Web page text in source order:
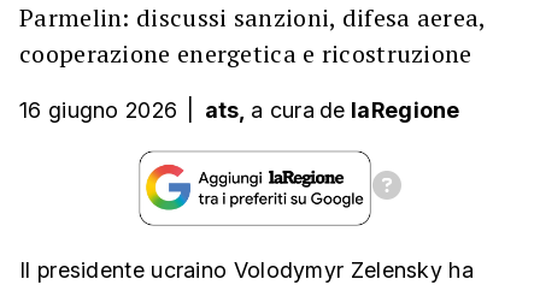
Parmelin: discussi sanzioni, difesa aerea,
cooperazione energetica e ricostruzione
16 giugno 2026 ats, a cura de laRegione
Il presidente ucraino Volodymyr Zelensky ha